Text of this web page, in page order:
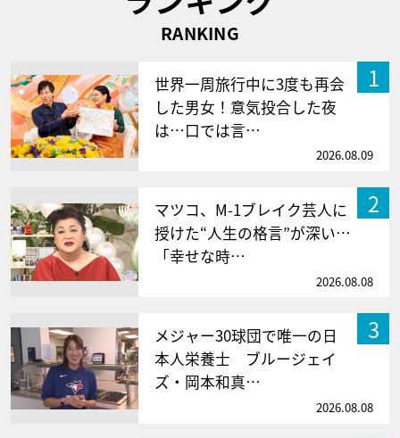
RANKING
1
世界一周旅行中に3度も再会
した男女！意気投合した夜
は…口では言…
2026.08.09
2
マツコ、M-1ブレイク芸人に
授けた“人生の格言”が深い…
「幸せな時…
2026.08.08
3
メジャー30球団で唯一の日
本人栄養士 ブルージェイ
ズ・岡本和真…
2026.08.08